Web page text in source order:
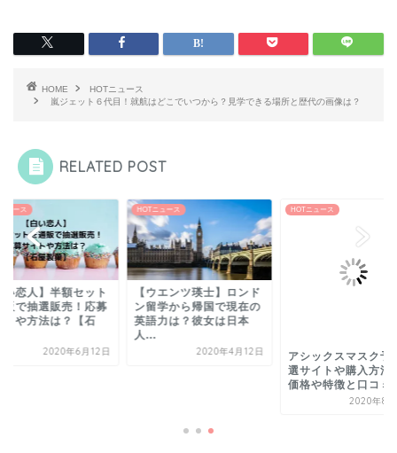
HOME
HOTニュース
嵐ジェット６代目！就航はどこでいつから？見学できる場所と歴代の画像は？
RELATED POST
ュース
い恋人】半額セット
販で抽選販売！応募
トや方法は？【石
2020年6月12日
HOTニュース
【ウエンツ瑛士】ロンド
ン留学から帰国で現在の
英語力は？彼女は日本
人...
2020年4月12日
HOTニュース
アシックスマスク予
選サイトや購入方法
価格や特徴と口コミ
2020年8